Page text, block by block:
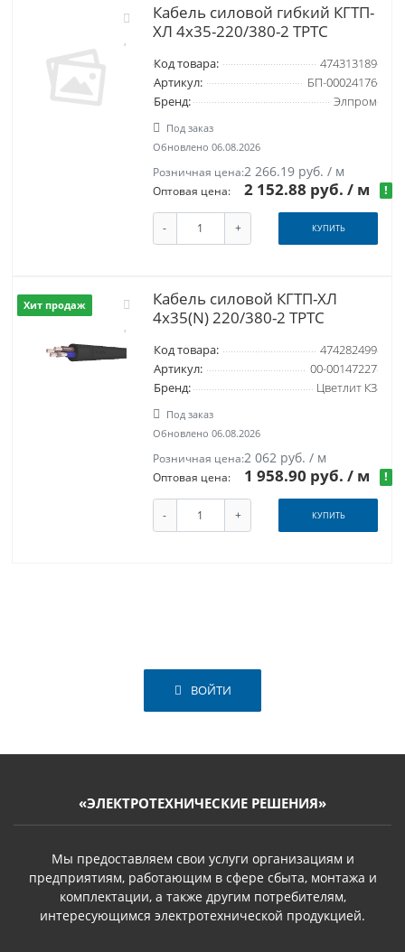
Кабель силовой гибкий КГТП-
ХЛ 4х35-220/380-2 ТРТС
Код товара:
474313189
Артикул:
БП-00024176
Бренд:
Элпром
Под заказ
Обновлено 06.08.2026
Розничная цена:2 266.19 руб. / м
Оптовая цена: 2 152.88 руб./ м !
- + КУПИТЬ
Хит продаж
Кабель силовой КГТП-ХЛ
4х35(N) 220/380-2 ТРТС
Код товара:
474282499
Артикул:
00-00147227
Бренд:
Цветлит КЗ
Под заказ
Обновлено 06.08.2026
Розничная цена:2 062 руб. / м
Оптовая цена: 1 958.90 руб./ м !
- + КУПИТЬ
ВОЙТИ
«ЭЛЕКТРОТЕХНИЧЕСКИЕ РЕШЕНИЯ»
Мы предоставляем свои услуги организациям и
предприятиям, работающим в сфере сбыта, монтажа и
комплектации, а также другим потребителям,
интересующимся электротехнической продукцией.